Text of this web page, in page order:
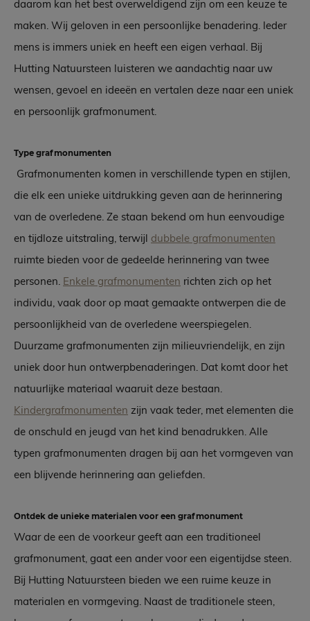
daarom kan het best overweldigend zijn om een keuze te
maken. Wij geloven in een persoonlijke benadering. Ieder
mens is immers uniek en heeft een eigen verhaal. Bij
Hutting Natuursteen luisteren we aandachtig naar uw
wensen, gevoel en ideeën en vertalen deze naar een uniek
en persoonlijk grafmonument.
Type grafmonumenten
Grafmonumenten komen in verschillende typen en stijlen,
die elk een unieke uitdrukking geven aan de herinnering
van de overledene. Ze staan bekend om hun eenvoudige
en tijdloze uitstraling, terwijl dubbele grafmonumenten
ruimte bieden voor de gedeelde herinnering van twee
personen. Enkele grafmonumenten richten zich op het
individu, vaak door op maat gemaakte ontwerpen die de
persoonlijkheid van de overledene weerspiegelen.
Duurzame grafmonumenten zijn milieuvriendelijk, en zijn
uniek door hun ontwerpbenaderingen. Dat komt door het
natuurlijke materiaal waaruit deze bestaan.
Kindergrafmonumenten zijn vaak teder, met elementen die
de onschuld en jeugd van het kind benadrukken. Alle
typen grafmonumenten dragen bij aan het vormgeven van
een blijvende herinnering aan geliefden.
Ontdek de unieke materialen voor een grafmonument
Waar de een de voorkeur geeft aan een traditioneel
grafmonument, gaat een ander voor een eigentijdse steen.
Bij Hutting Natuursteen bieden we een ruime keuze in
materialen en vormgeving. Naast de traditionele steen,